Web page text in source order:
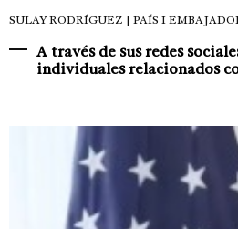
SULAY RODRÍGUEZ | PAÍS I
A través de sus redes
individuales relacionados